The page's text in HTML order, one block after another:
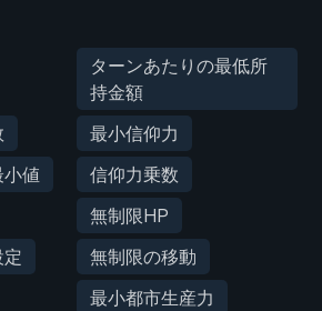
ターンあたりの最低所
持金額
最小信仰力
値
信仰力乗数
無制限HP
無制限の移動
最小都市生産力